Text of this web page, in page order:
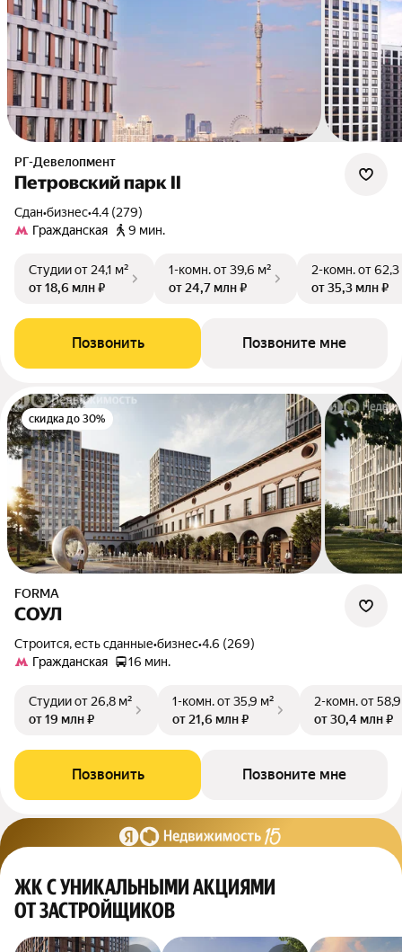
РГ-Девелопмент
Петровский парк II
Сдан•бизнес•4.4 (279)
Гражданская
9 мин.
Студииот 24,1 м²
от 18,6 млн ₽
1-комн.от 39,6 м²
от 24,7 млн ₽
2-комн.от 62,3
от 35,3 млн ₽
Позвонить Позвоните мне
скидка до 30%
FORMA
СОУЛ
Строится, есть сданные•бизнес•4.6 (269)
Гражданская
16 мин.
Студииот 26,8 м²
от 19 млн ₽
1-комн.от 35,9 м²
от 21,6 млн ₽
2-комн.от
от 30,4 млн ₽
Позвонить Позвоните мне
ЖК С УНИКАЛЬНЫМИ АКЦИЯМИ
ОТ ЗАСТРОЙЩИКОВ